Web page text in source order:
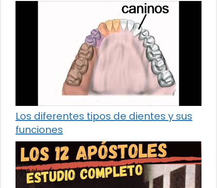
Los diferentes tipos de dientes y sus
funciones